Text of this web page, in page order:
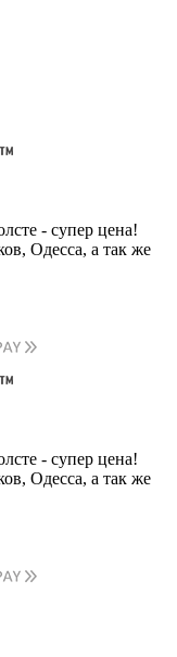
- супер цена!
Одесса, а так же
- супер цена!
Одесса, а так же